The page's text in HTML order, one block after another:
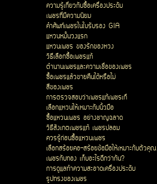
ความรู้เกี่ยวกับซื้อเครื่องประดับ
เพชรที่มีความนิยม
คำศัพท์เพชรในใบรับรอง GIA
แหวนหมั้นวงแรก
แหวนเพชร ของรักของหวง
วิธีเลือกซื้อเพชรแท้
ตำนานเพชรและความเชื่อของเพชร
ซื้อเพชรแล้วขายคืนได้หรือไม่
สีของเพชร
การตรวจสอบว่าเพชรแท้เพชรเก๊
เลือกแหวนให้เหมาะกับนิ้วมือ
ซื้อแหวนเพชร อย่างชาญฉลาด
วิธีสังเกตเพชรแท้ เพชรปลอม
ควรรู้ก่อนซื้อแหวนเพชร
เลือกสร้อยคอ-สร้อยข้อมือให้เหมาะกับตัวคุณ
เพชรกับทอง เก็บอะไรดีกว่ากัน?
การดูแลทำความสะอาดเครื่องประดับ
รูปทรงของเพชร